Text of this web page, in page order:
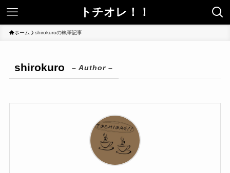
トチオレ！！
ホーム shirokuroの執筆記事
shirokuro – Author –